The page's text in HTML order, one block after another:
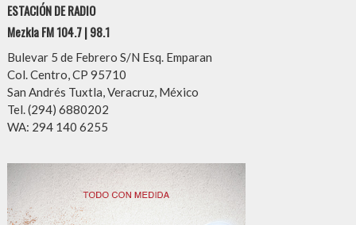
ESTACIÓN DE RADIO
Mezkla FM 104.7 | 98.1
Bulevar 5 de Febrero S/N Esq. Emparan
Col. Centro, CP 95710
San Andrés Tuxtla, Veracruz, México
Tel. (294) 6880202
WA: 294 140 6255